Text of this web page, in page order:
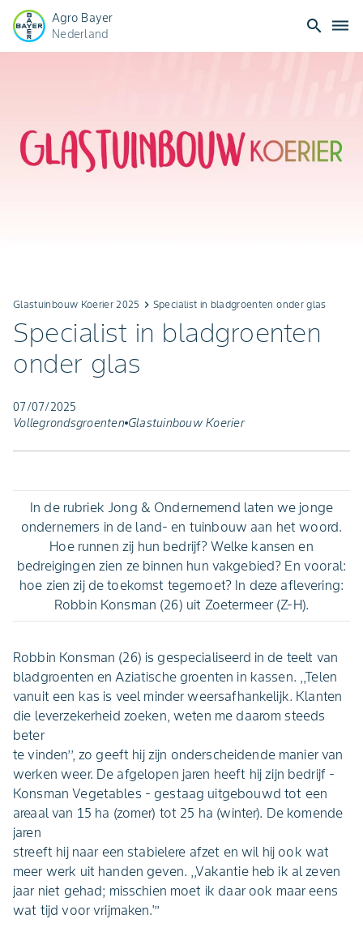
Agro Bayer
Nederland
search dehaze
Glastuinbouw Koerier 2025 keyboard_arrow_right Specialist in bladgroenten onder glas
Specialist in bladgroenten
onder glas
07/07/2025
Vollegrondsgroenten Glastuinbouw Koerier
In de rubriek Jong & Ondernemend laten we jonge
ondernemers in de land- en tuinbouw aan het woord.
Hoe runnen zij hun bedrijf? Welke kansen en
bedreigingen zien ze binnen hun vakgebied? En vooral:
hoe zien zij de toekomst tegemoet? In deze aflevering:
Robbin Konsman (26) uit Zoetermeer (Z-H).
Robbin Konsman (26) is gespecialiseerd in de teelt van
bladgroenten en Aziatische groenten in kassen. ,,Telen
vanuit een kas is veel minder weersafhankelijk. Klanten
die leverzekerheid zoeken, weten me daarom steeds
beter
te vinden’’, zo geeft hij zijn onderscheidende manier van
werken weer. De afgelopen jaren heeft hij zijn bedrijf -
Konsman Vegetables - gestaag uitgebouwd tot een
areaal van 15 ha (zomer) tot 25 ha (winter). De komende
jaren
streeft hij naar een stabielere afzet en wil hij ook wat
meer werk uit handen geven. ,,Vakantie heb ik al zeven
jaar niet gehad; misschien moet ik daar ook maar eens
wat tijd voor vrijmaken.'’’